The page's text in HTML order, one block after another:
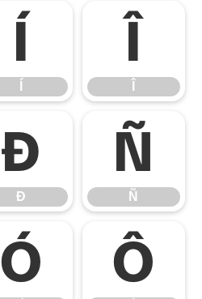
Í Î
Ð
Ð
Ñ
Ñ
Ó Ô